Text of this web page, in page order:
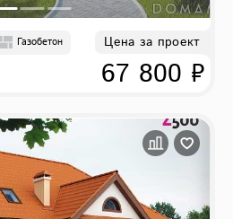
Газобетон Цена за проект
67 800 ₽